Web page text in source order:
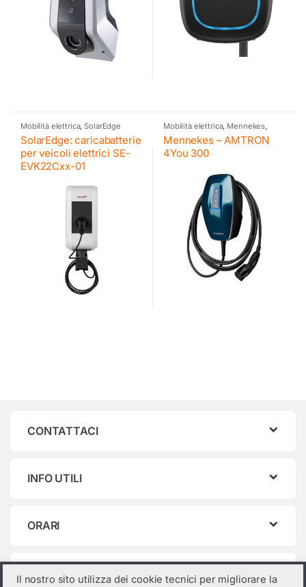
Mobilità elettrica,SolarEdge
SolarEdge: caricabatterie
per veicoli elettrici SE-
EVK22Cxx-01
Mobilità elettrica, Mennekes
Mennekes – AMTRON
4You 300
CONTATTACI
INFO UTILI
ORARI
Categorie prodotto
Il nostro sito utilizza dei cookie tecnici per migliorare la